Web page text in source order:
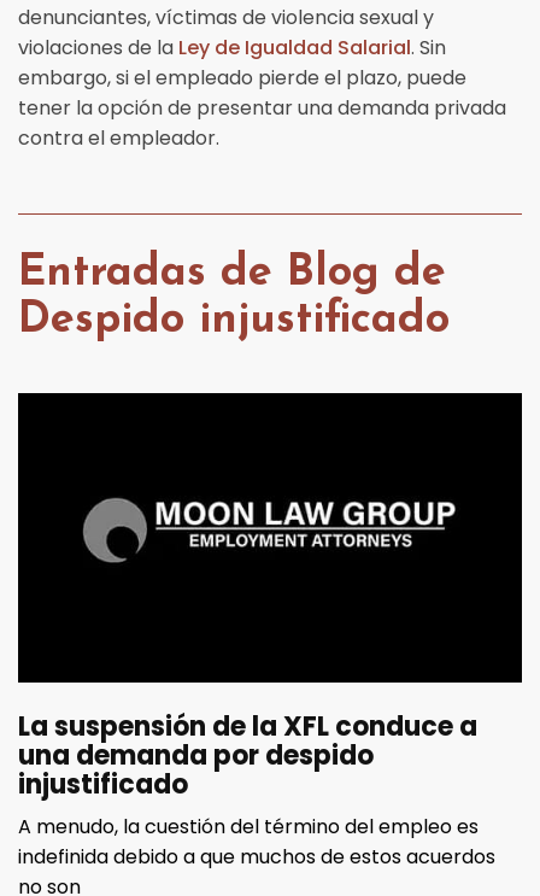
denunciantes, víctimas de violencia sexual y
violaciones de la Ley de Igualdad Salarial. Sin
embargo, si el empleado pierde el plazo, puede
tener la opción de presentar una demanda privada
contra el empleador.
Entradas de Blog de
Despido injustificado
La suspensión de la XFL conduce a
una demanda por despido
injustificado
A menudo, la cuestión del término del empleo es
indefinida debido a que muchos de estos acuerdos
no son